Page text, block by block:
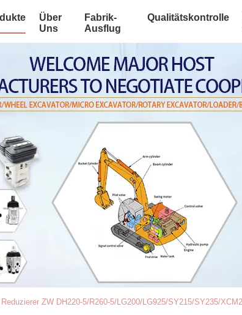
Über
Uns
Fabrik-
Ausflug
Qualitätskontrolle
ZW DH220-5/R260-5/LG200/LG925/SY215/SY235/